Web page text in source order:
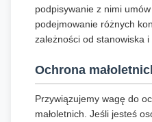
podpisywanie z nimi
podejmowanie różnych
zależności od stanowiska i
Ochrona
Przywiązujemy wagę do
małoletnich. Jeśli jesteś